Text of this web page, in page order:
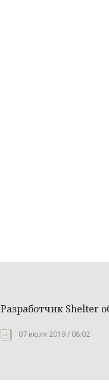
Разработчик Shelter
07 июля 2019 / 08:02